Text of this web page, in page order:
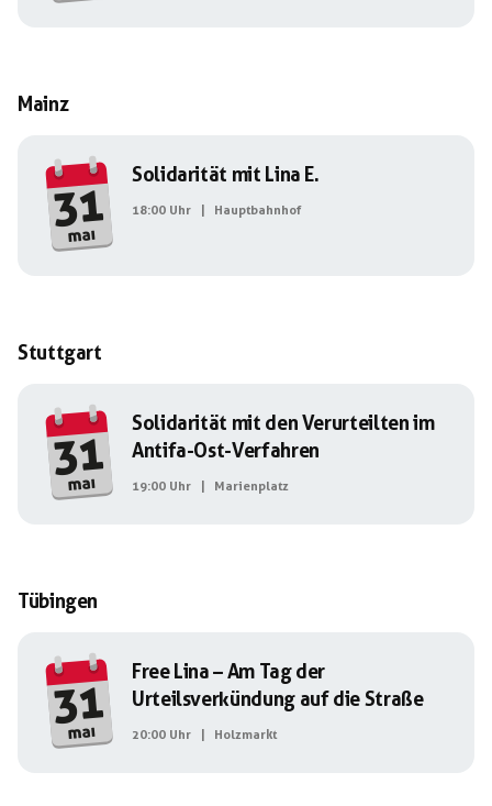
Mainz
mai
31
Solidarität mit Lina E.
18:00 Uhr Hauptbahnhof
Stuttgart
mai
31
Solidarität mit den Verurteilten im
Antifa-Ost-Verfahren
19:00 Uhr Marienplatz
Tübingen
mai
31
Free Lina – Am Tag der
Urteilsverkündung auf die Straße
20:00 Uhr Holzmarkt